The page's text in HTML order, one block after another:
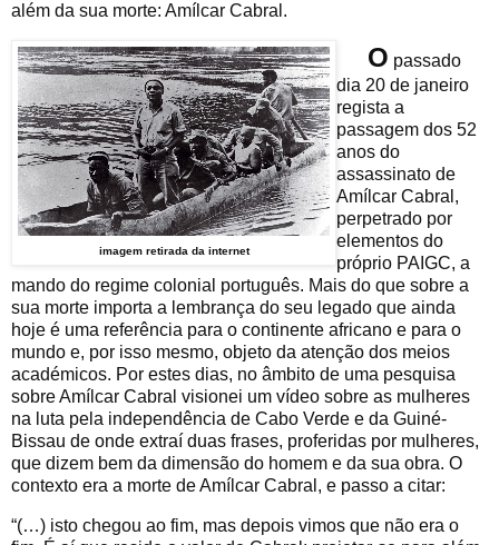
além da sua morte: Amílcar Cabral.
imagem retirada da internet
O passado
dia 20 de janeiro
regista a
passagem dos 52
anos do
assassinato de
Amílcar Cabral,
perpetrado por
elementos do
próprio PAIGC, a
mando do regime colonial português. Mais do que sobre a
sua morte importa a lembrança do seu legado que ainda
hoje é uma referência para o continente africano e para o
mundo e, por isso mesmo, objeto da atenção dos meios
académicos. Por estes dias, no âmbito de uma pesquisa
sobre Amílcar Cabral visionei um vídeo sobre as mulheres
na luta pela independência de Cabo Verde e da Guiné-
Bissau de onde extraí duas frases, proferidas por mulheres,
que dizem bem da dimensão do homem e da sua obra. O
contexto era a morte de Amílcar Cabral, e passo a citar:
“(…) isto chegou ao fim, mas depois vimos que não era o